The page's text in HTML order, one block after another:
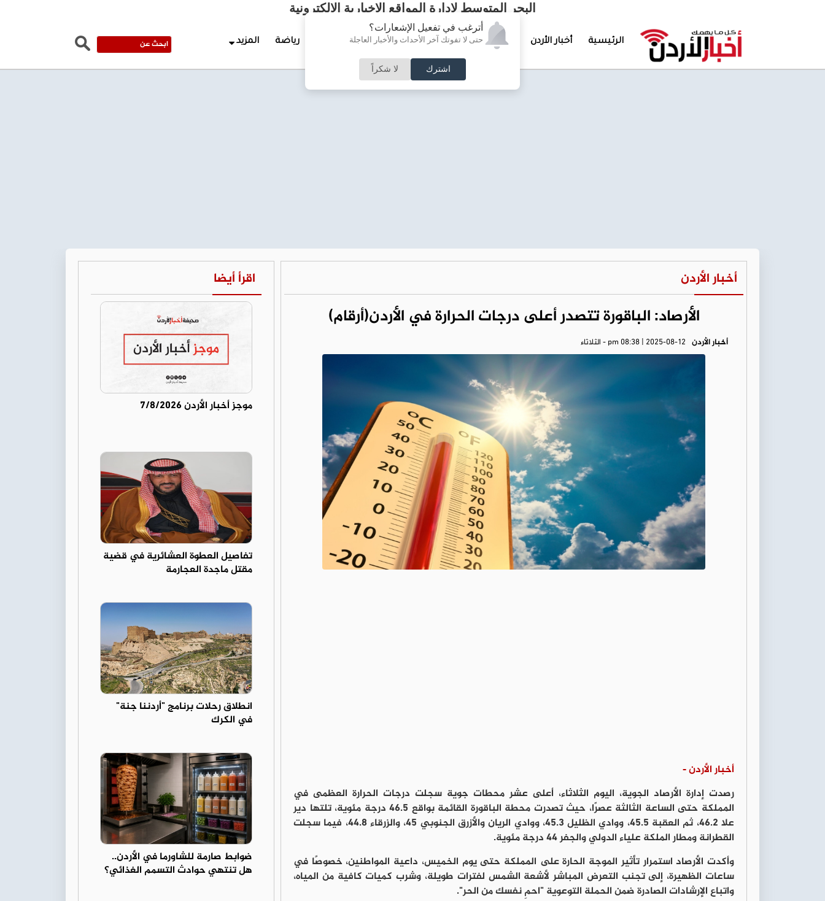
أترغب في تفعيل الإشعارات؟
حتى لا تفوتك آخر الأحداث والأخبار العاجلة
اشترك لا شكراً
البحر المتوسط لإدارة المواقع الإخبارية الالكترونية
الرئيسية أخبار الأردن تغطيات خاصة لقاء الأسبوع جرائم وحوادث رياضة المزيد
أخبار الأردن
الأرصاد: الباقورة تتصدر أعلى درجات الحرارة في الأردن(أرقام)
أخبار الأردن pm 08:38 | 2025-08-12 - الثلاثاء
أخبار الأردن -
رصدت إدارة الأرصاد الجوية، اليوم الثلاثاء، أعلى عشر محطات جوية سجلت درجات الحرارة العظمى في
المملكة حتى الساعة الثالثة عصرًا، حيث تصدرت محطة الباقورة القائمة بواقع 46.5 درجة مئوية، تلتها دير
علا 46.2، ثم العقبة 45.5، ووادي الظليل 45.3، ووادي الريان والأزرق الجنوبي 45، والزرقاء 44.8، فيما سجلت
القطرانة ومطار الملكة علياء الدولي والجفر 44 درجة مئوية.
وأكدت الأرصاد استمرار تأثير الموجة الحارة على المملكة حتى يوم الخميس، داعية المواطنين، خصوصًا في
ساعات الظهيرة، إلى تجنب التعرض المباشر لأشعة الشمس لفترات طويلة، وشرب كميات كافية من المياه،
واتباع الإرشادات الصادرة ضمن الحملة التوعوية "احمِ نفسك من الحر".
اقرأ أيضا
موجز أخبار الأردن 7/8/2026
تفاصيل العطوة العشائرية في قضية
مقتل ماجدة العجارمة
انطلاق رحلات برنامج "أردننا جنة"
في الكرك
ضوابط صارمة للشاورما في الأردن..
هل تنتهي حوادث التسمم الغذائي؟